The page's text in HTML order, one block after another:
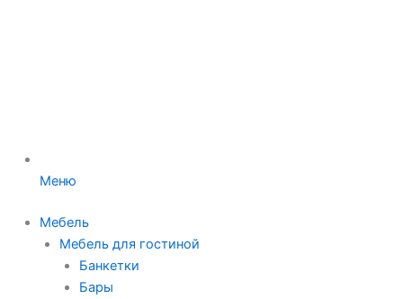
Меню
Мебель
Мебель для гостиной
Банкетки
Бары